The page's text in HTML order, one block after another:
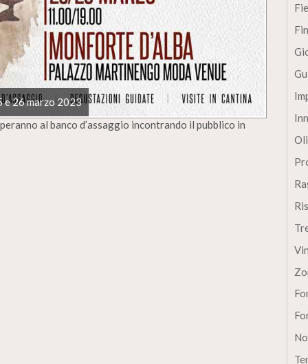
e 26 marzo 2023
al banco d’assaggio incontrando il pubblico in